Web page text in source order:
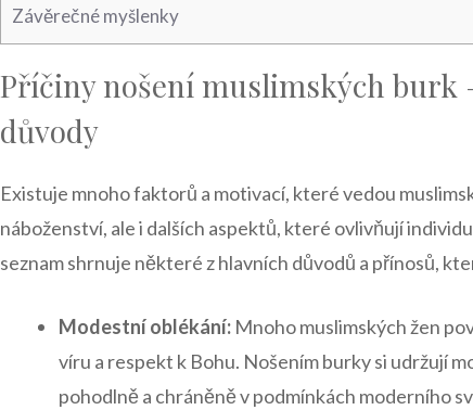
Závěrečné myšlenky
Příčiny nošení​ muslimských burk⁢
důvody
Existuje mnoho⁤ faktorů a ⁢motivací, které vedou
⁣náboženství, ale i dalších aspektů, které ⁢ovlivňují
seznam shrnuje některé⁤ z hlavních‍ důvodů a přínosů,
Modestní oblékání: Mnoho muslimských žen
víru a⁤ respekt k Bohu. Nošením burky si udržují
pohodlně a chráněně​ v podmínkách moderního